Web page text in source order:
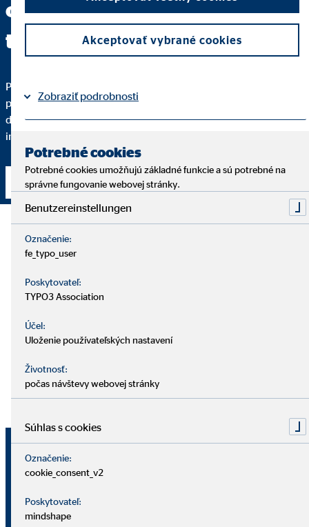
otázku, máte za sebou dve
tretiny cesty k odpovedi.
Pre kvalitné finančné sprostredkovanie je dôležité, aby ste
pochopili každý krok. Podrobne vám vysvetlím, prečo vám
dané finančné riešenie odporúčam a do akej miery spĺňa vaše
individuálne požiadavky.
Nadviazať kontakt
Andrea Bodó Gapčová
okresná vedúca pre OVB Allfinanz
Slovensko a.s.
Biskupa Kondého 179/41
Akceptovať vybrané cookies
Zobraziť podrobnosti
Potrebné cookies
Potrebné cookies umožňujú základné funkcie a sú potrebné na
správne fungovanie webovej stránky.
Benutzereinstellungen
Označenie:
fe_typo_user
Poskytovateľ:
TYPO3 Association
Účel:
Uloženie používateľských nastavení
Životnosť:
počas návštevy webovej stránky
Súhlas s cookies
Označenie:
cookie_consent_v2
Poskytovateľ:
mindshape